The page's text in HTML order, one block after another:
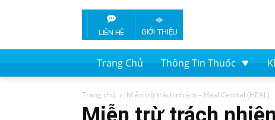
LIÊN HỆ GIỚI THIỆU
Trang Chủ Thông Tin Thuốc
Trang chủ Miễn trừ trách nhiệm – Heal Central (HEAL)